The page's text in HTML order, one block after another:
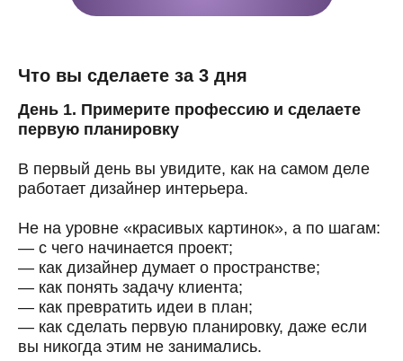
Что вы сделаете за 3 дня
День 1. Примерите профессию и сделаете
первую планировку
В первый день вы увидите, как на самом деле
работает дизайнер интерьера.
Не на уровне «красивых картинок», а по шагам:
— с чего начинается проект;
— как дизайнер думает о пространстве;
— как понять задачу клиента;
— как превратить идеи в план;
— как сделать первую планировку, даже если
вы никогда этим не занимались.